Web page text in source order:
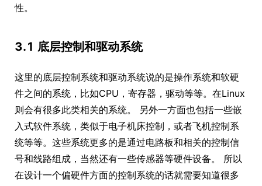
性。
3.1 底层控制和驱动系统
这里的底层控制系统和驱动系统说的是操作系统和软硬
件之间的系统，比如CPU，寄存器，驱动等等。在Linux
则会有很多此类相关的系统。 另外一方面也包括一些嵌
入式软件系统，类似于电子机床控制，或者飞机控制系
统等等。这些系统更多的是通过电路板和相关的控制信
号和线路组成，当然还有一些传感器等硬件设备。 所以
在设计一个偏硬件方面的控制系统的话就需要知道很多